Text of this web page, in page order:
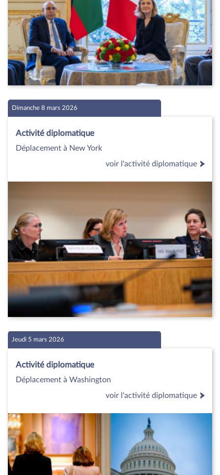
Dimanche 8 mars 2026
Activité diplomatique
Déplacement à New York
voir l'activité diplomatique
Jeudi 5 mars 2026
Activité diplomatique
Déplacement à Washington
voir l'activité diplomatique